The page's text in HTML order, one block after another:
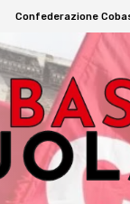
Confederazione